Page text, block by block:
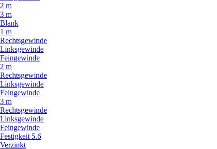
2 m
3 m
Blank
1 m
Rechtsgewinde
Linksgewinde
Feingewinde
2 m
Rechtsgewinde
Linksgewinde
Feingewinde
3 m
Rechtsgewinde
Linksgewinde
Feingewinde
Festigkeit 5.6
Verzinkt